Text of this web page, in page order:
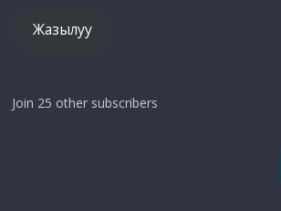
Жазылуу
Join 25 other subscribers